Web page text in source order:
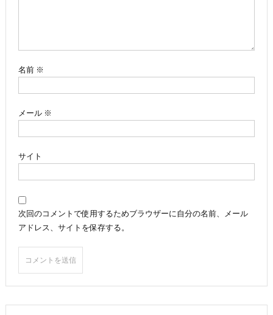
名前 ※
メール ※
サイト
次回のコメントで使用するためブラウザーに自分の名前、メール
アドレス、サイトを保存する。